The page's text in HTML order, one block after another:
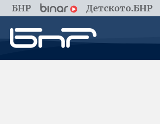
БНР Детското.БНР